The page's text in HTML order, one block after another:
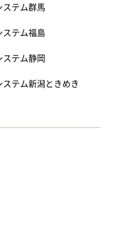
ステム群馬
ステム福島
ステム静岡
ステム新潟ときめき